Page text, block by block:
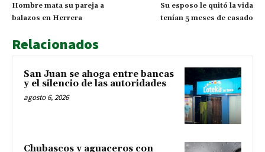
Hombre mata su pareja a
balazos en Herrera
Su esposo le quitó la vida
tenían 5 meses de casado
Relacionados
San Juan se ahoga entre bancas
y el silencio de las autoridades
agosto 6, 2026
Chubascos y aguaceros con